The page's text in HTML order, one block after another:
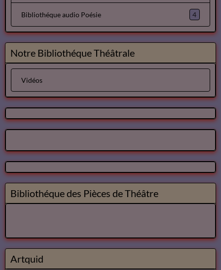
Bibliothéque audio Poésie 4
Notre Bibliothéque Théâtrale
Vidéos
Bibliothéque des Pièces de Théâtre
Artquid